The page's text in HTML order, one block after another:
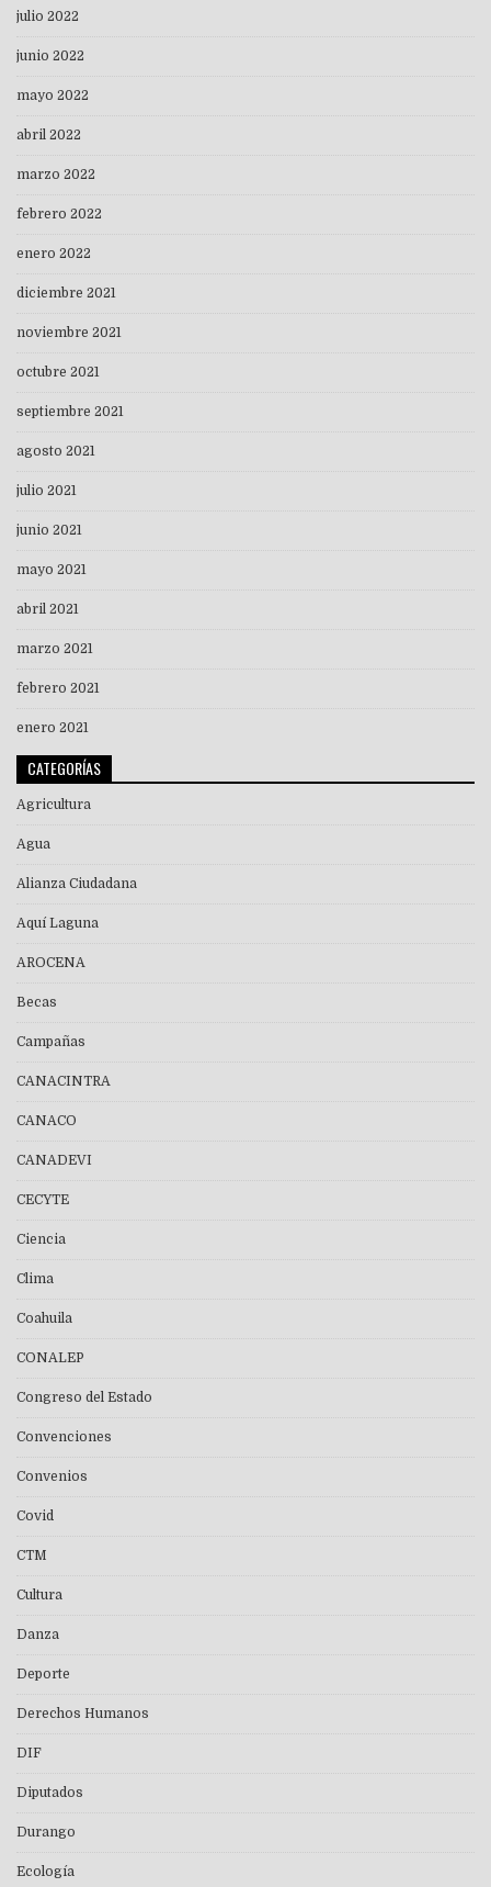
julio 2022
junio 2022
mayo 2022
abril 2022
marzo 2022
febrero 2022
enero 2022
diciembre 2021
noviembre 2021
octubre 2021
septiembre 2021
agosto 2021
julio 2021
junio 2021
mayo 2021
abril 2021
marzo 2021
febrero 2021
enero 2021
CATEGORÍAS
Agricultura
Agua
Alianza Ciudadana
Aquí Laguna
AROCENA
Becas
Campañas
CANACINTRA
CANACO
CANADEVI
CECYTE
Ciencia
Clima
Coahuila
CONALEP
Congreso del Estado
Convenciones
Convenios
Covid
CTM
Cultura
Danza
Deporte
Derechos Humanos
DIF
Diputados
Durango
Ecología